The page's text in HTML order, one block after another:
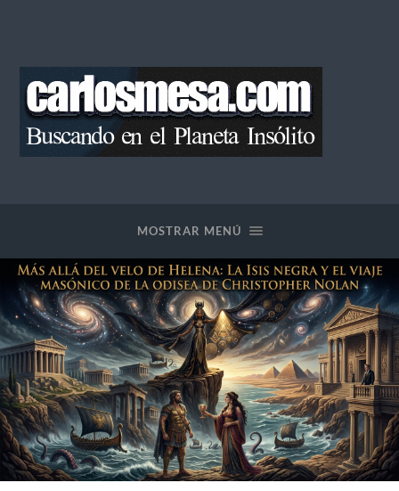
MOSTRAR MENÚ